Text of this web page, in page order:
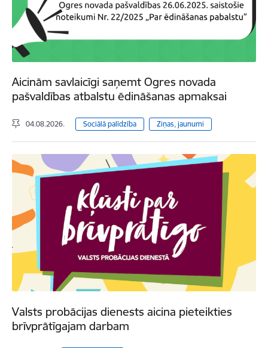
Aicinām savlaicīgi saņemt Ogres novada
pašvaldības atbalstu ēdināšanas apmaksai
04.08.2026. Sociālā palīdzība Ziņas, jaunumi
Valsts probācijas dienests aicina pieteikties
brīvprātīgajam darbam